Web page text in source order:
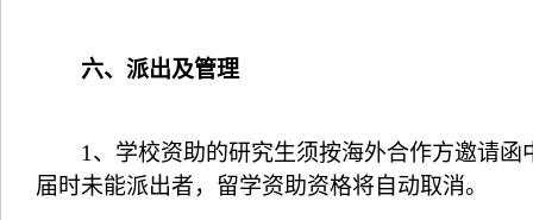
六、派出及管理
1 、学校资助的研究生须按海外合作方邀请
届时未能派出者，留学资助资格将自动取消。